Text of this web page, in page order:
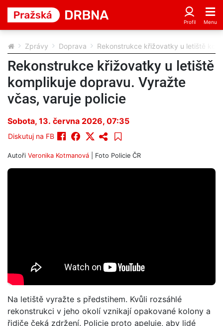
Zprávy Doprava Rekonstrukce křižovatky u letiště
Rekonstrukce křižovatky u letiště
komplikuje dopravu. Vyražte
včas, varuje policie
Sobota, 13. června 2026, 07:35
Diskutuj na FB
Autoři Veronika Kotmanová | Foto Policie ČR
Na letiště vyražte s předstihem. Kvůli rozsáhlé
rekonstrukci v jeho okolí vznikají opakované kolony a
řidiče čeká zdržení. Policie proto apeluje, aby lidé